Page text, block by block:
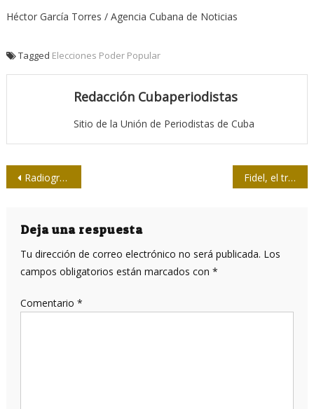
Héctor García Torres / Agencia Cubana de Noticias
Tagged Elecciones Poder Popular
Redacción Cubaperiodistas
Sitio de la Unión de Periodistas de Cuba
Navegación
entradas
Radiografía de Camagüey 2017 Fidel, el tributo de los recuerdos y la lealtad
Deja una respuesta
Tu dirección de correo electrónico no será publicada. Los
campos obligatorios están marcados con *
Comentario *